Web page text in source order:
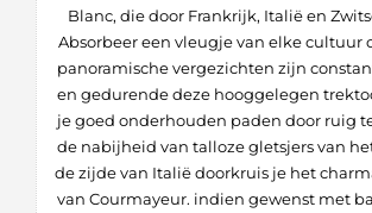
Blanc, die door Frankrijk, Italië en
Absorbeer een vleugje van elke cultuur
panoramische vergezichten zijn
en gedurende deze hooggelegen
je goed onderhouden paden door ruig
de nabijheid van talloze gletsjers van
de zijde van Italië doorkruis je het
van Courmayeur. indien gewenst met